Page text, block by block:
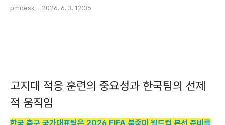
pmdesk 2026. 6. 3. 12:05
고지대 적응 훈련의 중요성과 한국팀의 선제
적 움직임